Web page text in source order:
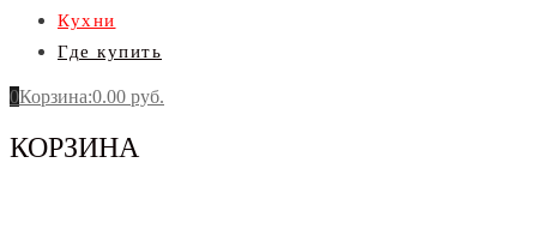
Кухни
Где купить
0Корзина:0.00 руб.
КОРЗИНА